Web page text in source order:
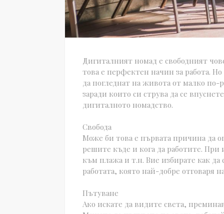
Дигиталният номад е свободният
това е перфектен начин за работа.
да погледнат на живота от малко
заради които си струва да се
дигиталното номадство.
Свобода
Може би това е първата причина да
решите къде и кога да работите. При
към плажа и т.н. Вие избирате как
работата, която най-добре отговаря
Пътуване
Ако искате да видите света,